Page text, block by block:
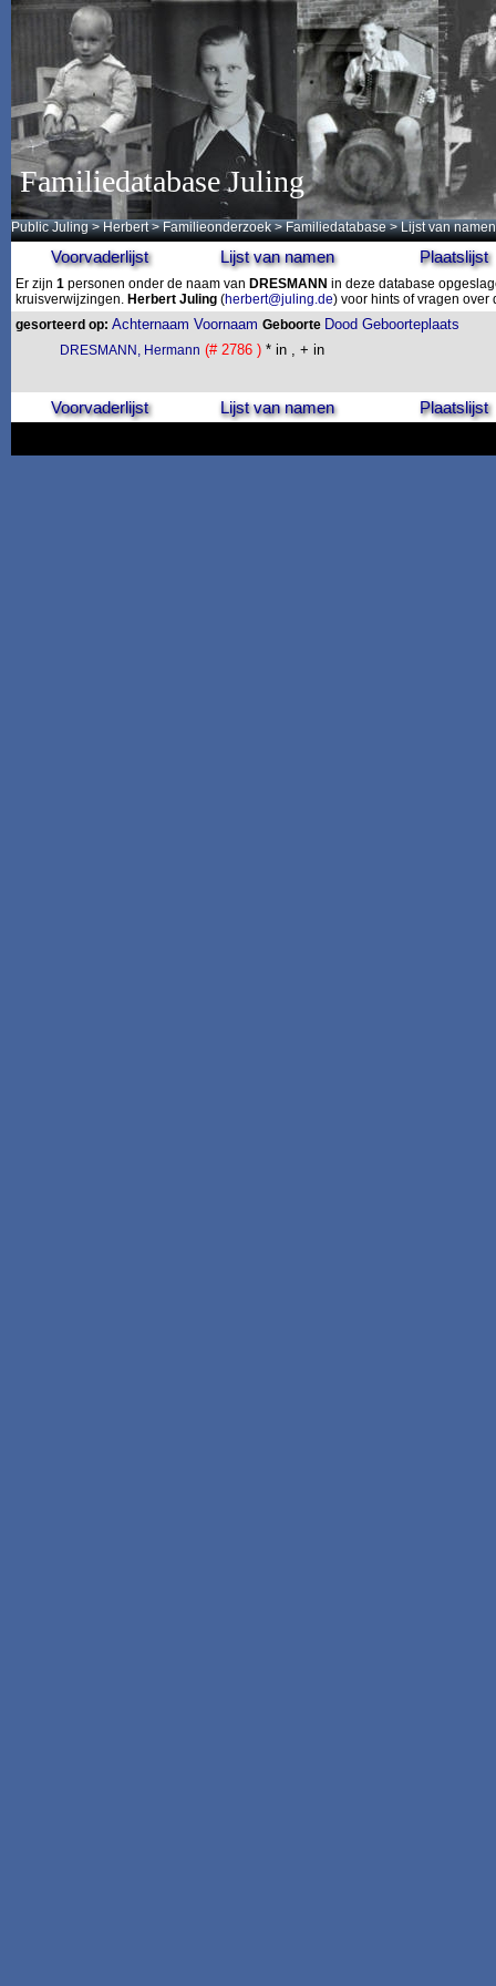
Familiedatabase Juling
Public Juling >Herbert >Familieonderzoek >Familiedatabase > Lijst van namen
Voorvaderlijst Lijst van namen Plaatslijst
Er zijn 1 personen onder de naam van DRESMANN in deze database
kruisverwijzingen. Herbert Juling (herbert@juling.de) voor hints of vragen
gesorteerd op: Achternaam Voornaam Geboorte Dood Geboorteplaats
DRESMANN, Hermann (# 2786 ) * in , + in
Voorvaderlijst Lijst van namen Plaatslijst